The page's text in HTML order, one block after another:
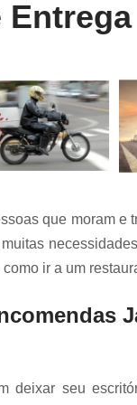
que moram e
ir a um
deixar seu